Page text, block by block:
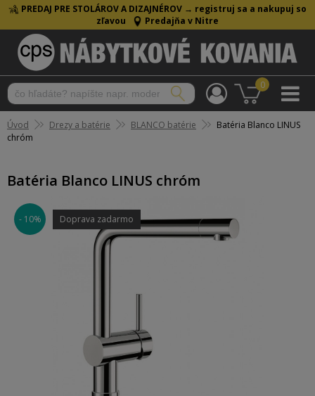
PREDAJ PRE STOLÁROV A DIZAJNÉROV → registruj sa a nakupuj so
zľavou
Predajňa v Nitre
0
Úvod Drezy a batérie BLANCO batérie
Batéria Blanco LINUS
chróm
Batéria Blanco LINUS chróm
- 10% Doprava zadarmo